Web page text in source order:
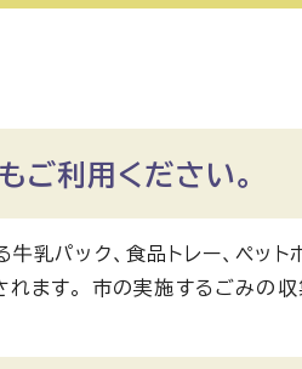
ご利用ください。
乳パック、食品トレー、ペッ
れます。 市の実施するごみの